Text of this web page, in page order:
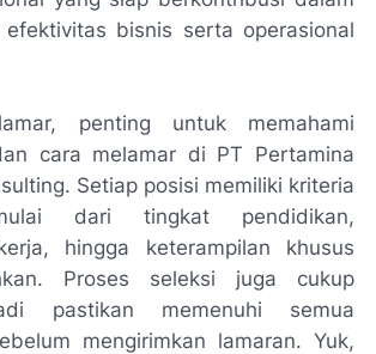
efektivitas bisnis serta operasional
penting untuk memahami
cara melamar di PT Pertamina
Setiap posisi memiliki kriteria
dari tingkat pendidikan,
hingga keterampilan khusus
Proses seleksi juga cukup
pastikan memenuhi semua
mengirimkan lamaran. Yuk,